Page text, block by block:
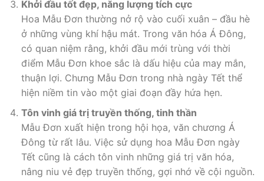
Khởi đầu tốt đẹp, năng lượng tích cực
Hoa Mẫu Đơn thường nở rộ vào cuối xuân – đầu hè
ở những vùng khí hậu mát. Trong văn hóa Á Đông,
có quan niệm rằng, khởi đầu mới trùng với thời
điểm Mẫu Đơn khoe sắc là dấu hiệu của may mắn,
thuận lợi. Chưng Mẫu Đơn trong nhà ngày Tết thể
hiện niềm tin vào một giai đoạn đầy hứa hẹn.
Tôn vinh giá trị truyền thống, tinh thần
Mẫu Đơn xuất hiện trong hội họa, văn chương Á
Đông từ rất lâu. Việc sử dụng hoa Mẫu Đơn ngày
Tết cũng là cách tôn vinh những giá trị văn hóa,
nâng niu vẻ đẹp truyền thống, gợi nhớ về cội nguồn.